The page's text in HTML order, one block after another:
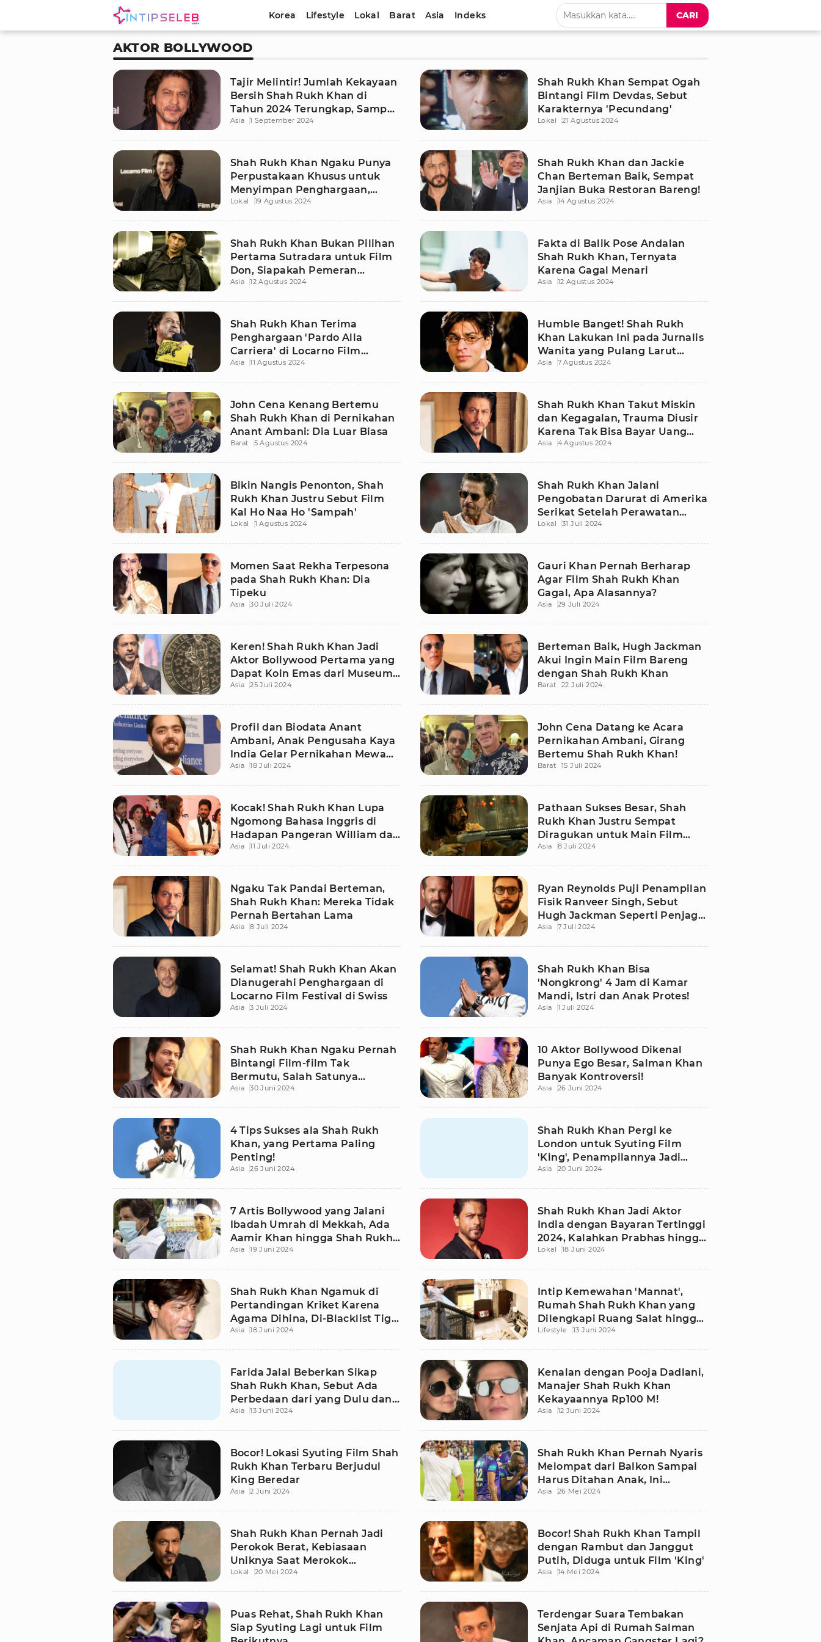
Korea Lifestyle Lokal Barat Asia Indeks CARI
AKTOR BOLLYWOOD
Tajir Melintir! Jumlah Kekayaan
Bersih Shah Rukh Khan di
Tahun 2024 Terungkap, Sampai
Triliunan
Asia 1 September 2024
Shah Rukh Khan Sempat Ogah
Bintangi Film Devdas, Sebut
Karakternya 'Pecundang'
Lokal 21 Agustus 2024
Shah Rukh Khan Ngaku Punya
Perpustakaan Khusus untuk
Menyimpan Penghargaan,
Jumlahnya 300!
Lokal 19 Agustus 2024
Shah Rukh Khan dan Jackie
Chan Berteman Baik, Sempat
Janjian Buka Restoran Bareng!
Asia 14 Agustus 2024
Shah Rukh Khan Bukan Pilihan
Pertama Sutradara untuk Film
Don, Siapakah Pemeran
Aslinya?
Asia 12 Agustus 2024
Fakta di Balik Pose Andalan
Shah Rukh Khan, Ternyata
Karena Gagal Menari
Asia 12 Agustus 2024
Shah Rukh Khan Terima
Penghargaan 'Pardo Alla
Carriera' di Locarno Film
Festival di Swiss
Asia 11 Agustus 2024
Humble Banget! Shah Rukh
Khan Lakukan Ini pada Jurnalis
Wanita yang Pulang Larut
Malam
Asia 7 Agustus 2024
John Cena Kenang Bertemu
Shah Rukh Khan di Pernikahan
Anant Ambani: Dia Luar Biasa
Barat 5 Agustus 2024
Shah Rukh Khan Takut Miskin
dan Kegagalan, Trauma Diusir
Karena Tak Bisa Bayar Uang
Sewa
Asia 4 Agustus 2024
Bikin Nangis Penonton, Shah
Rukh Khan Justru Sebut Film
Kal Ho Naa Ho 'Sampah'
Lokal 1 Agustus 2024
Shah Rukh Khan Jalani
Pengobatan Darurat di Amerika
Serikat Setelah Perawatan
Mata di Mumbai Gagal
Lokal 31 Juli 2024
Momen Saat Rekha Terpesona
pada Shah Rukh Khan: Dia
Tipeku
Asia 30 Juli 2024
Gauri Khan Pernah Berharap
Agar Film Shah Rukh Khan
Gagal, Apa Alasannya?
Asia 29 Juli 2024
Keren! Shah Rukh Khan Jadi
Aktor Bollywood Pertama yang
Dapat Koin Emas dari Museum
Grevin Paris
Asia 25 Juli 2024
Berteman Baik, Hugh Jackman
Akui Ingin Main Film Bareng
dengan Shah Rukh Khan
Barat 22 Juli 2024
Profil dan Biodata Anant
Ambani, Anak Pengusaha Kaya
India Gelar Pernikahan Mewah
Penuh Bintang
Asia 18 Juli 2024
John Cena Datang ke Acara
Pernikahan Ambani, Girang
Bertemu Shah Rukh Khan!
Barat 15 Juli 2024
Kocak! Shah Rukh Khan Lupa
Ngomong Bahasa Inggris di
Hadapan Pangeran William dan
Kate Middleton
Asia 11 Juli 2024
Pathaan Sukses Besar, Shah
Rukh Khan Justru Sempat
Diragukan untuk Main Film
Action
Asia 8 Juli 2024
Ngaku Tak Pandai Berteman,
Shah Rukh Khan: Mereka Tidak
Pernah Bertahan Lama
Asia 8 Juli 2024
Ryan Reynolds Puji Penampilan
Fisik Ranveer Singh, Sebut
Hugh Jackman Seperti Penjaga
Kubur
Asia 7 Juli 2024
Selamat! Shah Rukh Khan Akan
Dianugerahi Penghargaan di
Locarno Film Festival di Swiss
Asia 3 Juli 2024
Shah Rukh Khan Bisa
'Nongkrong' 4 Jam di Kamar
Mandi, Istri dan Anak Protes!
Asia 1 Juli 2024
Shah Rukh Khan Ngaku Pernah
Bintangi Film-film Tak
Bermutu, Salah Satunya
Dilwale?
Asia 30 Juni 2024
10 Aktor Bollywood Dikenal
Punya Ego Besar, Salman Khan
Banyak Kontroversi!
Asia 26 Juni 2024
4 Tips Sukses ala Shah Rukh
Khan, yang Pertama Paling
Penting!
Asia 26 Juni 2024
Shah Rukh Khan Pergi ke
London untuk Syuting Film
'King', Penampilannya Jadi
Sorotan
Asia 20 Juni 2024
7 Artis Bollywood yang Jalani
Ibadah Umrah di Mekkah, Ada
Aamir Khan hingga Shah Rukh
Khan!
Asia 19 Juni 2024
Shah Rukh Khan Jadi Aktor
India dengan Bayaran Tertinggi
2024, Kalahkan Prabhas hingga
Salman Khan
Lokal 18 Juni 2024
Shah Rukh Khan Ngamuk di
Pertandingan Kriket Karena
Agama Dihina, Di-Blacklist Tiga
Tahun!
Asia 18 Juni 2024
Intip Kemewahan 'Mannat',
Rumah Shah Rukh Khan yang
Dilengkapi Ruang Salat hingga
Bioskop
Lifestyle 13 Juni 2024
Farida Jalal Beberkan Sikap
Shah Rukh Khan, Sebut Ada
Perbedaan dari yang Dulu dan
Sekarang
Asia 13 Juni 2024
Kenalan dengan Pooja Dadlani,
Manajer Shah Rukh Khan
Kekayaannya Rp100 M!
Asia 12 Juni 2024
Bocor! Lokasi Syuting Film Shah
Rukh Khan Terbaru Berjudul
King Beredar
Asia 2 Juni 2024
Shah Rukh Khan Pernah Nyaris
Melompat dari Balkon Sampai
Harus Ditahan Anak, Ini
Alasannya
Asia 26 Mei 2024
Shah Rukh Khan Pernah Jadi
Perokok Berat, Kebiasaan
Uniknya Saat Merokok
Terungkap
Lokal 20 Mei 2024
Bocor! Shah Rukh Khan Tampil
dengan Rambut dan Janggut
Putih, Diduga untuk Film 'King'
Asia 14 Mei 2024
Puas Rehat, Shah Rukh Khan
Siap Syuting Lagi untuk Film
Terdengar Suara Tembakan
Senjata Api di Rumah Salman